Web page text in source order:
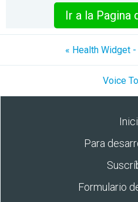
Ir a la Pagina
« Health Widget
Voice
Para
Formulario